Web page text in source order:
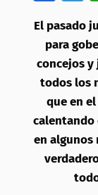
El pasado
para
concejos
todos los
que en
calentando
en algunos